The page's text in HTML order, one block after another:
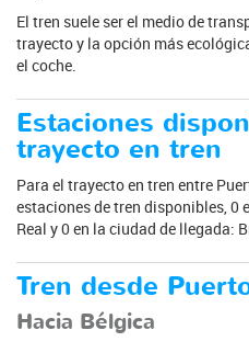
El tren suele ser el medio de
trayecto y la opción más
el coche.
Estaciones
trayecto en tren
Para el trayecto en tren entre
estaciones de tren disponibles, 0
Real y 0 en la ciudad de llegada:
Tren desde
Hacia Bélgica